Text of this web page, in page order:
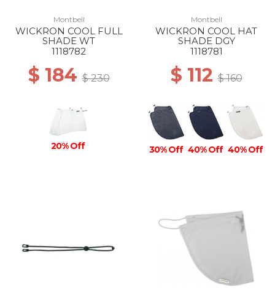
Montbell
WICKRON COOL FULL
SHADE WT
1118782
$ 184$ 230
20% Off
Montbell
WICKRON COOL HAT
SHADE DGY
1118781
$ 112$ 160
30% Off 40% Off 40% Off